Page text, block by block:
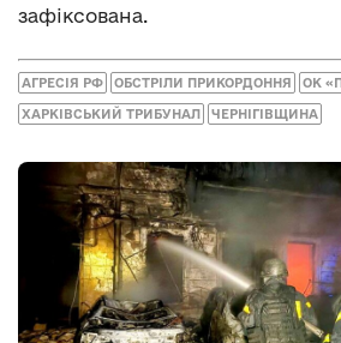
зафіксована.
АГРЕСІЯ РФ ОБСТРІЛИ ПРИКОРДОННЯ ОК
ХАРКІВСЬКИЙ ТРИБУНАЛ ЧЕРНІГІВЩИНА